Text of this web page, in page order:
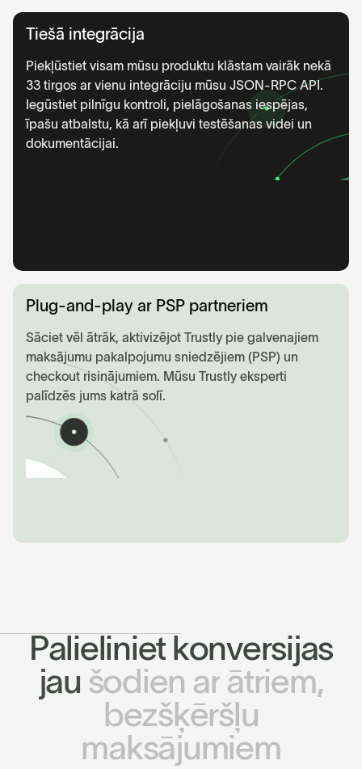
Tiešā integrācija
Piekļūstiet visam mūsu produktu klāstam vairāk nekā
33 tirgos ar vienu integrāciju mūsu JSON-RPC API.
Iegūstiet pilnīgu kontroli, pielāgošanas iespējas,
īpašu atbalstu, kā arī piekļuvi testēšanas videi un
dokumentācijai.
Plug-and-play ar PSP partneriem
Sāciet vēl ātrāk, aktivizējot Trustly pie galvenajiem
maksājumu pakalpojumu sniedzējiem (PSP) un
checkout risinājumiem. Mūsu Trustly eksperti
palīdzēs jums katrā solī.
Palieliniet konversijas
jau šodien arātriem,
bezšķēršļu
maksājumiem